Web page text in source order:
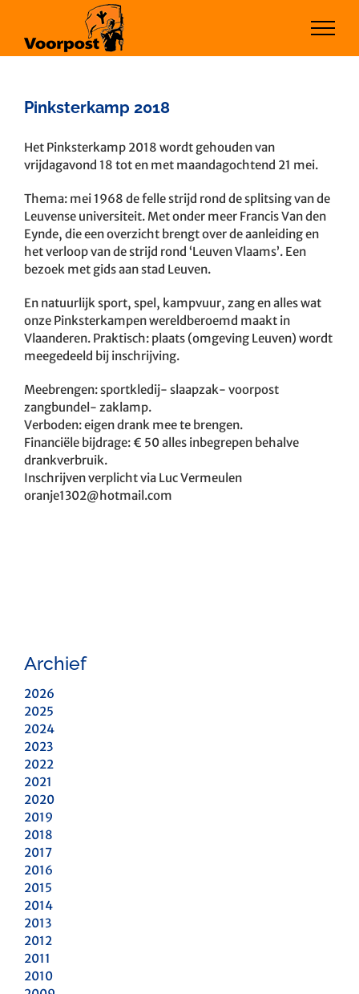
inhoud
Pinksterkamp 2018
Het Pinksterkamp 2018 wordt gehouden van
vrijdagavond 18 tot en met maandagochtend 21 mei.
Thema: mei 1968 de felle strijd rond de splitsing van de
Leuvense universiteit. Met onder meer Francis Van den
Eynde, die een overzicht brengt over de aanleiding en
het verloop van de strijd rond ‘Leuven Vlaams’. Een
bezoek met gids aan stad Leuven.
En natuurlijk sport, spel, kampvuur, zang en alles wat
onze Pinksterkampen wereldberoemd maakt in
Vlaanderen. Praktisch: plaats (omgeving Leuven) wordt
meegedeeld bij inschrijving.
Meebrengen: sportkledij- slaapzak- voorpost
zangbundel- zaklamp.
Verboden: eigen drank mee te brengen.
Financiële bijdrage: € 50 alles inbegrepen behalve
drankverbruik.
Inschrijven verplicht via Luc Vermeulen
oranje1302@hotmail.com
Archief
2026
2025
2024
2023
2022
2021
2020
2019
2018
2017
2016
2015
2014
2013
2012
2011
2010